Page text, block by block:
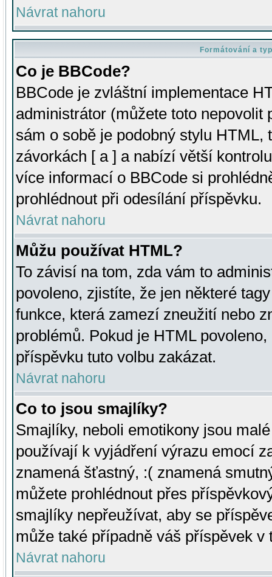
Návrat nahoru
Formátování a
Co je BBCode?
BBCode je zvláštní implementace
administrátor (můžete toto
sám o sobě je podobný stylu HTML,
závorkách [ a ] a nabízí větší
více informací o BBCode si
prohlédnout při odesílání příspěvku.
Návrat nahoru
Můžu používat HTML?
To závisí na tom, zda vám to
povoleno, zjistíte, že jen některé
funkce, která zamezí zneužití nebo
problémů. Pokud je HTML
příspěvku tuto volbu zakázat.
Návrat nahoru
Co to jsou smajlíky?
Smajlíky, neboli emotikony jsou
používají k vyjádření výrazu emocí
znamená šťastný, :( znamená
můžete prohlédnout přes
smajlíky nepřeužívat, aby se
může také případně váš příspěvek v
Návrat nahoru